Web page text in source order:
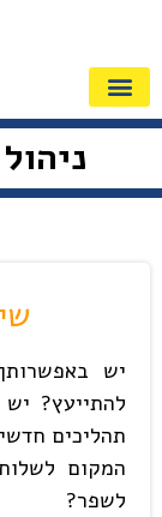
יש
להתייעץ?
תהליכים
המקום
לשפר?